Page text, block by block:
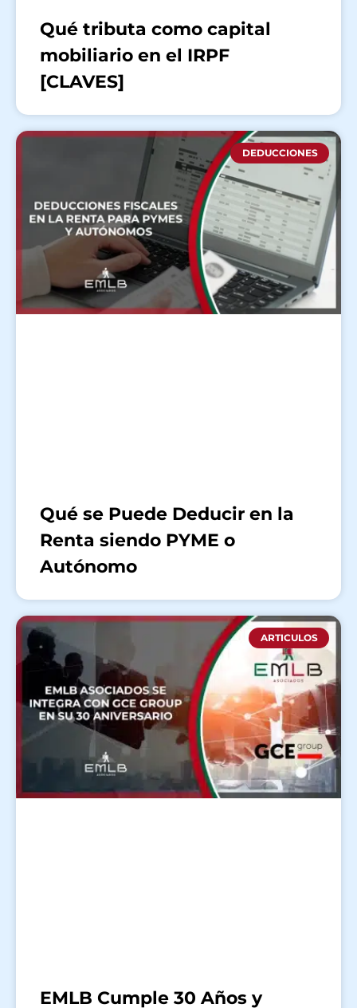
Qué tributa como capital
mobiliario en el IRPF
[CLAVES]
DEDUCCIONES
Qué se Puede Deducir en la
Renta siendo PYME o
Autónomo
ARTICULOS
EMLB Cumple 30 Años y